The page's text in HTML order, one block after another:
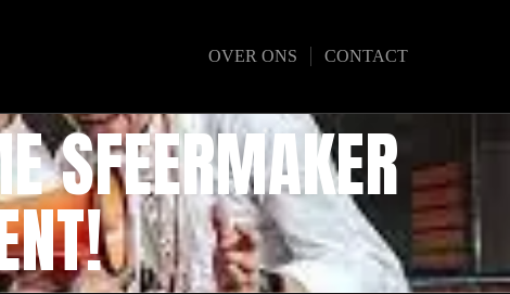
OVER ONS CONTACT
SFEERMAKER